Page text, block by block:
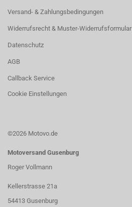
Versand- & Zahlungsbedingungen
Widerrufsrecht & Muster-Widerrufsformular
Datenschutz
AGB
Callback Service
Cookie Einstellungen
©2026 Motovo.de
Motoversand Gusenburg
Roger Vollmann
Kellerstrasse 21a
54413 Gusenburg